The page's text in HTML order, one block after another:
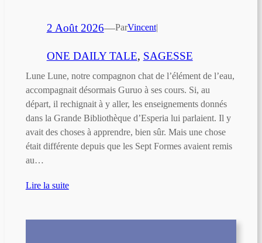
2 Août 2026—ParVincent|
ONE DAILY TALE, SAGESSE
Lune Lune, notre compagnon chat de l’élément de l’eau,
accompagnait désormais Guruo à ses cours. Si, au
départ, il rechignait à y aller, les enseignements donnés
dans la Grande Bibliothèque d’Esperia lui parlaient. Il y
avait des choses à apprendre, bien sûr. Mais une chose
était différente depuis que les Sept Formes avaient remis
au…
Lire la suite